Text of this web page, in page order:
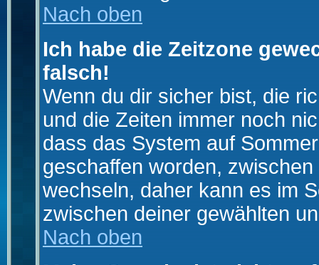
Nach oben
Ich habe die Zeitzone
falsch!
Wenn du dir sicher bist, die
und die Zeiten immer noch
dass das System auf
geschaffen worden,
wechseln, daher kann es im
zwischen deiner gewählten
Nach oben